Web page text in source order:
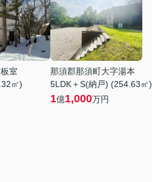
室
㎡)
那須郡那須町大字湯本
5LDK＋S(納戸) (254.63㎡)
1億1,000万円